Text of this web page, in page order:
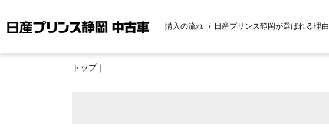
購入の流れ 日産プリンス静岡が選ばれる理由
トップ｜